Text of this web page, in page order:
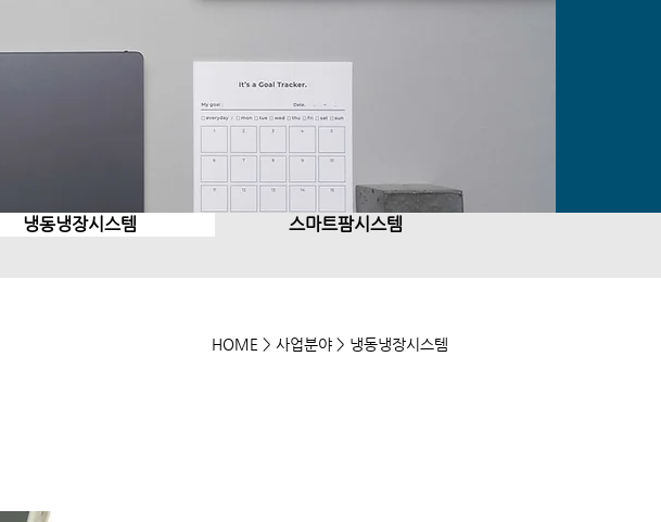
냉동냉장시스템 스마트팜시스템
HOME > 사업분야 > 냉동냉장시스템